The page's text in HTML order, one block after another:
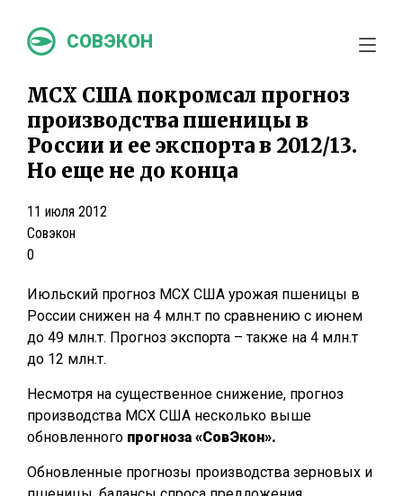
СОВЭКОН
МСХ США покромсал прогноз
производства пшеницы в
России и ее экспорта в 2012/13.
Но еще не до конца
11 июля 2012
Совэкон
0
Июльский прогноз МСХ США урожая пшеницы в
России снижен на 4 млн.т по сравнению с июнем
до 49 млн.т. Прогноз экспорта – также на 4 млн.т
до 12 млн.т.
Несмотря на существенное снижение, прогноз
производства МСХ США несколько выше
обновленного прогноза «СовЭкон».
Обновленные прогнозы производства зерновых и